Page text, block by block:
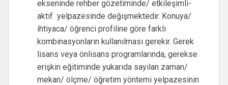
ekseninde rehber gözetiminde/ etkileşimli-
aktif yelpazesinde değişmektedir. Konuya/
ihtiyaca/ öğrenci profiline göre farklı
kombinasyonların kullanılması gerekir. Gerek
lisans veya önlisans programlarında, gerekse
erişkin eğitiminde yukarıda sayılan zaman/
mekan/ ölçme/ öğretim yöntemi yelpazesinin